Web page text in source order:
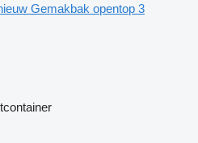
Gemakbak opentop 3